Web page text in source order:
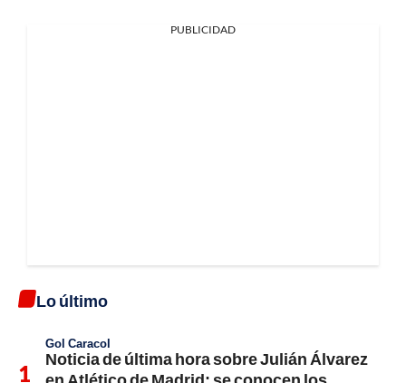
PUBLICIDAD
Lo último
Gol Caracol
Noticia de última hora sobre Julián Álvarez